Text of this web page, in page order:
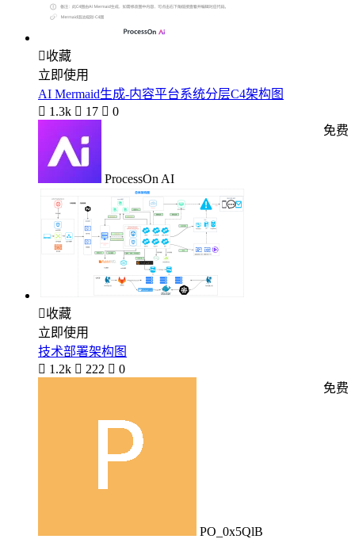
收藏
立即使用
AI Mermaid生成-内容平台系统分层C4架构图
 1.3k  17  0
ProcessOn AI
免费
收藏
立即使用
技术部署架构图
 1.2k  222  0
PO_0x5QlB
免费